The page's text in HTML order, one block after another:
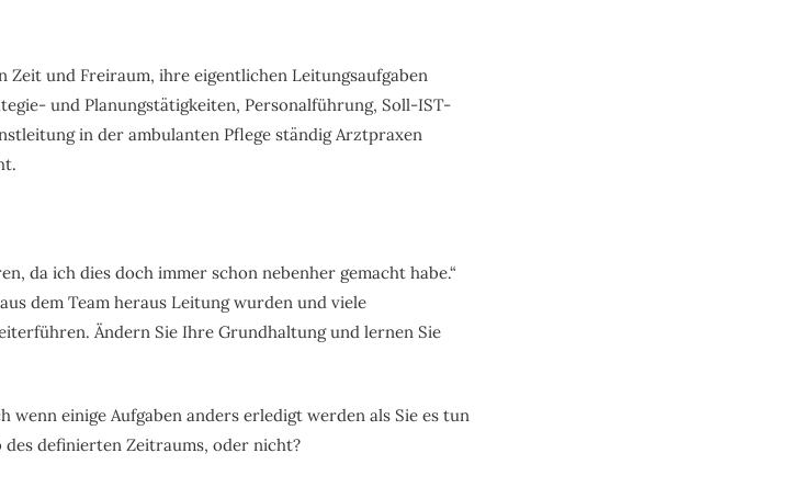
und Freiraum, ihre eigentlichen Leitungsaufgaben
und Planungstätigkeiten, Personalführung, Soll-IST-
in der ambulanten Pflege ständig Arztpraxen
da ich dies doch immer schon nebenher gemacht habe.“
dem Team heraus Leitung wurden und viele
Ändern Sie Ihre Grundhaltung und lernen Sie
einige Aufgaben anders erledigt werden als Sie es tun
definierten Zeitraums, oder nicht?